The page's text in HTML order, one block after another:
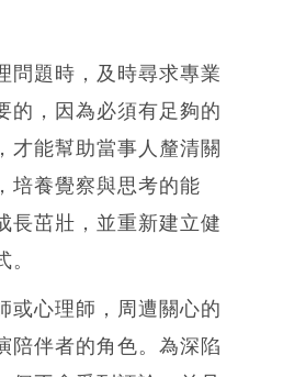
問題時，及時尋求專業
的，因為必須有足夠的
才能幫助當事人釐清關
培養覺察與思考的能
長茁壯，並重新建立健
或心理師，周遭關心的
陪伴者的角色。為深陷